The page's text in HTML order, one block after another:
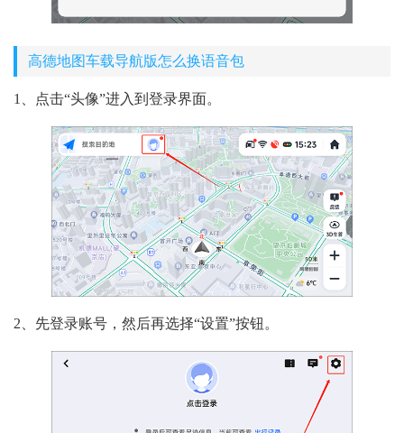
高德地图车载导航版怎么换语音包
1、点击“头像”进入到登录界面。
2、先登录账号，然后再选择“设置”按钮。